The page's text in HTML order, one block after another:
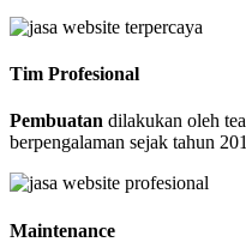
Tim Profesional
Pembuatan dilakukan oleh
berpengalaman sejak tahun
Maintenance